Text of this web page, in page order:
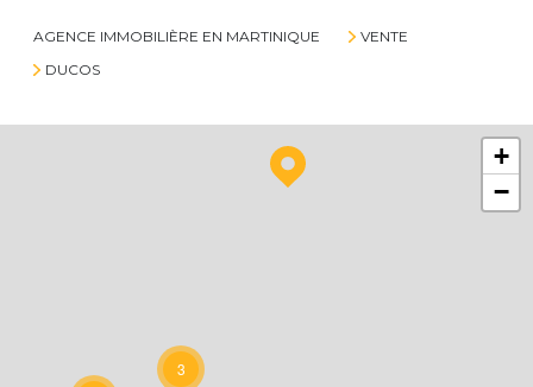
AGENCE IMMOBILIÈRE EN MARTINIQUE
VENTE
DUCOS
3
+
−